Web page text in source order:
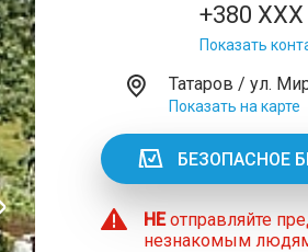
+380
Показать
Татаров / ул.
Показать на карте
БЕЗОПАСНОЕ
НЕотправляйте
незнакомым